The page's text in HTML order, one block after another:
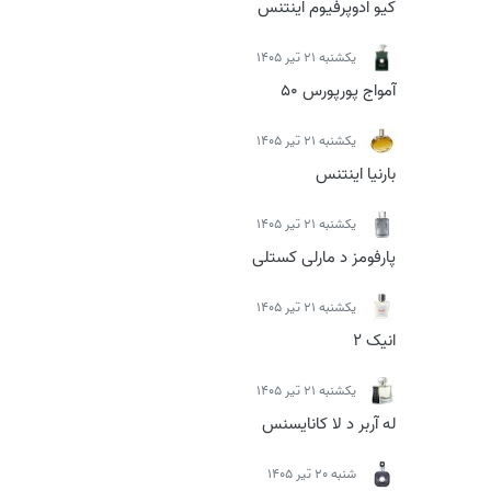
کیو ادوپرفیوم اینتنس
يكشنبه 21 تیر 1405
آمواج پورپورس 50
يكشنبه 21 تیر 1405
بارنیا اینتنس
يكشنبه 21 تیر 1405
پارفومز د مارلی کستلی
يكشنبه 21 تیر 1405
انیک 2
يكشنبه 21 تیر 1405
له آربر د لا کانایسنس
شنبه 20 تیر 1405